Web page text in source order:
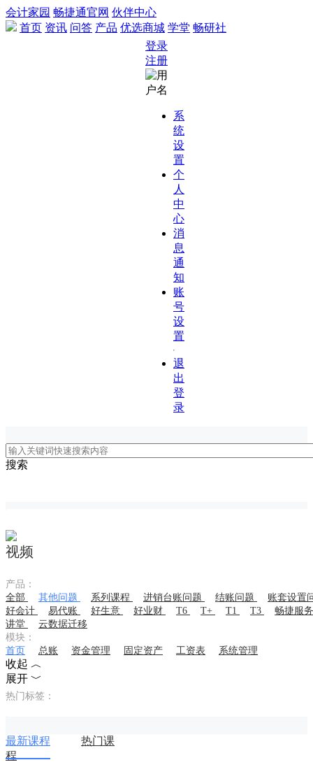
会计家园 畅捷通官网 伙伴中心
首页 资讯 问答 产品 优选商城 学堂 畅研社
登录
注册
系
统
设
置
个
人
中
心
消
息
通
知
账
号
设
置
退
出
登
录
搜索
视频
产品：
全部
其他问题 系列课程 进销台账问题 结账问题
账套设置
好会计
易代账 好生意 好业财 T6 T+ T1 T3
畅捷服
讲堂
云数据迁移
模块：
首页
总账 资金管理 固定资产 工资表 系统管理
收起 ︿
展开 ﹀
热门标签：
最新课程
热门课
程